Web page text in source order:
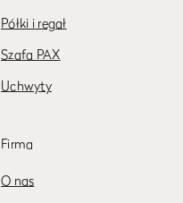
Półki i regał
Szafa PAX
Uchwyty
Firma
O nas